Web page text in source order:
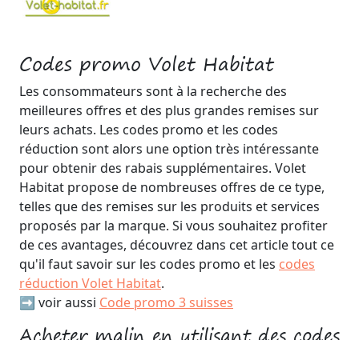
Codes promo Volet Habitat
Les consommateurs sont à la recherche des
meilleures offres et des plus grandes remises sur
leurs achats. Les codes promo et les codes
réduction sont alors une option très intéressante
pour obtenir des rabais supplémentaires. Volet
Habitat propose de nombreuses offres de ce type,
telles que des remises sur les produits et services
proposés par la marque. Si vous souhaitez profiter
de ces avantages, découvrez dans cet article tout ce
qu'il faut savoir sur les codes promo et les codes
réduction Volet Habitat.
➡️ voir aussi Code promo 3 suisses